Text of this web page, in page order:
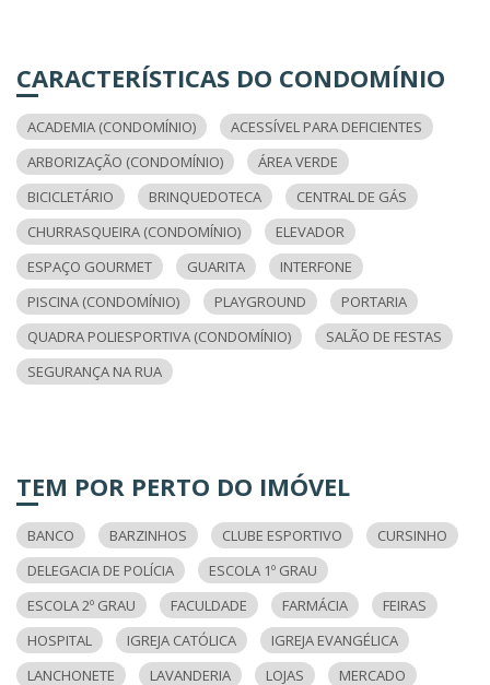
CARACTERÍSTICAS DO CONDOMÍNIO
ACADEMIA (CONDOMÍNIO)
ACESSÍVEL PARA DEFICIENTES
ARBORIZAÇÃO (CONDOMÍNIO)
ÁREA VERDE
BICICLETÁRIO
BRINQUEDOTECA
CENTRAL DE GÁS
CHURRASQUEIRA (CONDOMÍNIO)
ELEVADOR
ESPAÇO GOURMET
GUARITA
INTERFONE
PISCINA (CONDOMÍNIO)
PLAYGROUND
PORTARIA
QUADRA POLIESPORTIVA (CONDOMÍNIO)
SALÃO DE FESTAS
SEGURANÇA NA RUA
TEM POR PERTO DO IMÓVEL
BANCO BARZINHOS CLUBE ESPORTIVO
CURSINHO
DELEGACIA DE POLÍCIA
ESCOLA 1º GRAU
ESCOLA 2º GRAU
FACULDADE FARMÁCIA
FEIRAS
HOSPITAL
IGREJA CATÓLICA
IGREJA EVANGÉLICA
LANCHONETE
LAVANDERIA LOJAS MERCADO